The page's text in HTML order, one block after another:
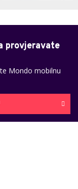
provjeravate
Mondo mobilnu